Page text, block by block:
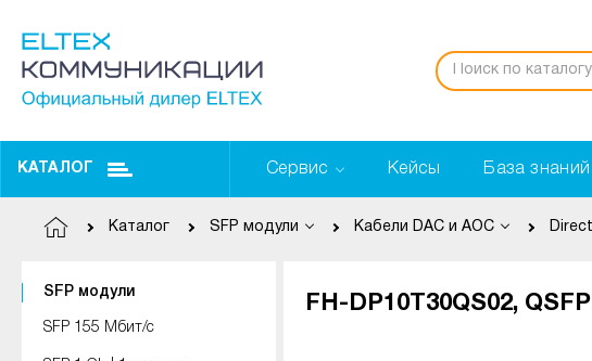
КАТАЛОГ Сервис Кейсы База знаний
Каталог SFP модули Кабели DAC и AOC
SFP модули
SFP 155 Мбит/с
FH-DP10T30QS02,